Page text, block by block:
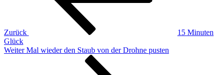
Zurück
15 Minuten
Glück
Nächster
Weiter Mal wieder den Staub von der Drohne pusten